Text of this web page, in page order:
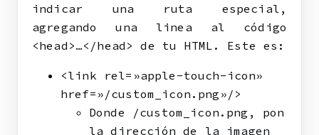
indicar una ruta especial,
agregando una linea al código
<head>…</head> de tu HTML. Este es:
<link rel=»apple-touch-icon»
href=»/custom_icon.png»/>
Donde /custom_icon.png, pon
la dirección de la imagen